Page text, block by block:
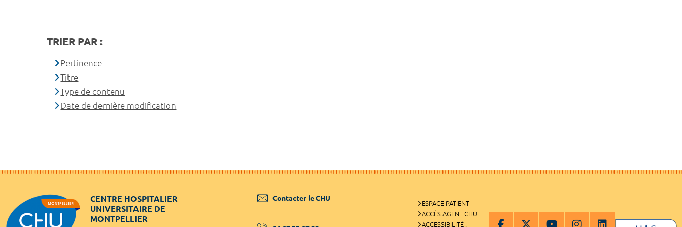
TRIER PAR :
Pertinence
Titre
Type de contenu
Date de dernière modification
CENTRE HOSPITALIER
UNIVERSITAIRE DE
MONTPELLIER
Contacter le CHU
ESPACE PATIENT
ACCÈS AGENT CHU
ACCESSIBILITÉ :